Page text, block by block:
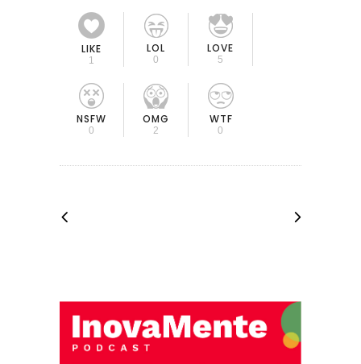
LIKE
1
LOL
0
LOVE
5
NSFW
0
OMG
2
WTF
0